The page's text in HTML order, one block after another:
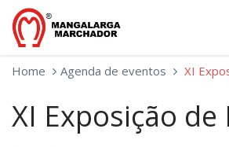
Home Agenda de eventos XI
XI Exposição